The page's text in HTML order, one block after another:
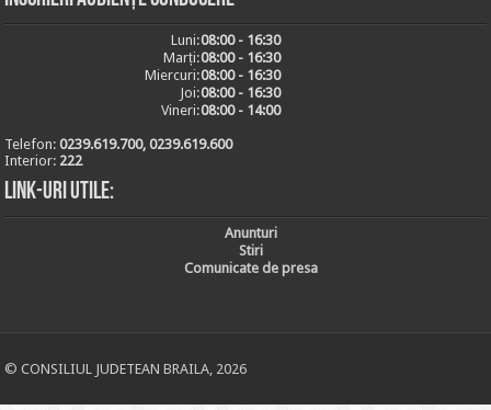
Luni:08:00 - 16:30
Marți:08:00 - 16:30
Miercuri:08:00 - 16:30
Joi:08:00 - 16:30
Vineri:08:00 - 14:00
Telefon:0239.619.700, 0239.619.600
Interior: 222
Link-uri utile:
Anunturi
Stiri
Comunicate de presa
© CONSILIUL JUDETEAN BRAILA, 2026